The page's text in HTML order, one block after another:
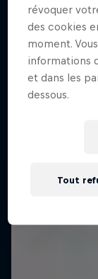
révoquer
des cookies
moment.
informations
et dans les
dessous.
Tout